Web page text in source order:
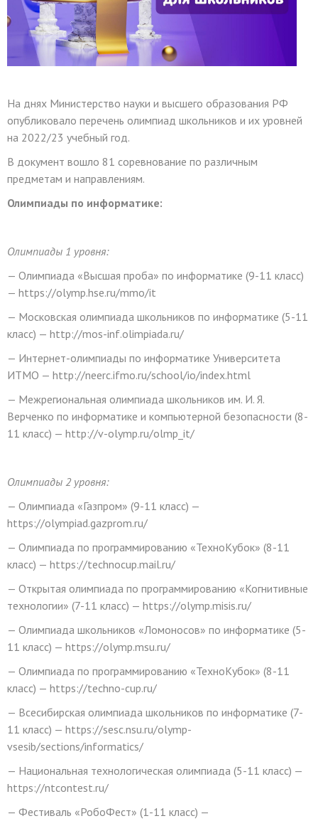
На днях Министерство науки и высшего образования РФ
опубликовало перечень олимпиад школьников и их уровней
на 2022/23 учебный год.
В документ вошло 81 соревнование по различным
предметам и направлениям.
Олимпиады по информатике:
Олимпиады 1 уровня:
— Олимпиада «Высшая проба» по информатике (9-11 класс)
— https://olymp.hse.ru/mmo/it
— Московская олимпиада школьников по информатике (5-11
класс) — http://mos-inf.olimpiada.ru/
— Интернет-олимпиады по информатике Университета
ИТМО — http://neerc.ifmo.ru/school/io/index.html
— Межрегиональная олимпиада школьников им. И. Я.
Верченко по информатике и компьютерной безопасности (8-
11 класс) — http://v-olymp.ru/olmp_it/
Олимпиады 2 уровня:
— Олимпиада «Газпром» (9-11 класс) —
https://olympiad.gazprom.ru/
— Олимпиада по программированию «ТехноКубок» (8-11
класс) — https://technocup.mail.ru/
— Открытая олимпиада по программированию «Когнитивные
технологии» (7-11 класс) — https://olymp.misis.ru/
— Олимпиада школьников «Ломоносов» по информатике (5-
11 класс) — https://olymp.msu.ru/
— Олимпиада по программированию «ТехноКубок» (8-11
класс) — https://techno-cup.ru/
— Всесибирская олимпиада школьников по информатике (7-
11 класс) — https://sesc.nsu.ru/olymp-
vsesib/sections/informatics/
— Национальная технологическая олимпиада (5-11 класс) —
https://ntcontest.ru/
— Фестиваль «РобоФест» (1-11 класс) —